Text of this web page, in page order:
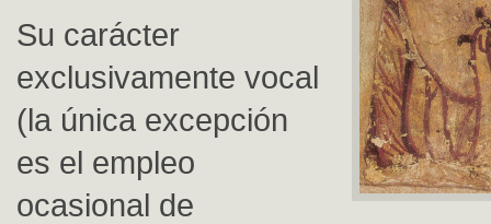
Su carácter
exclusivamente vocal
(la única excepción
es el empleo
ocasional de